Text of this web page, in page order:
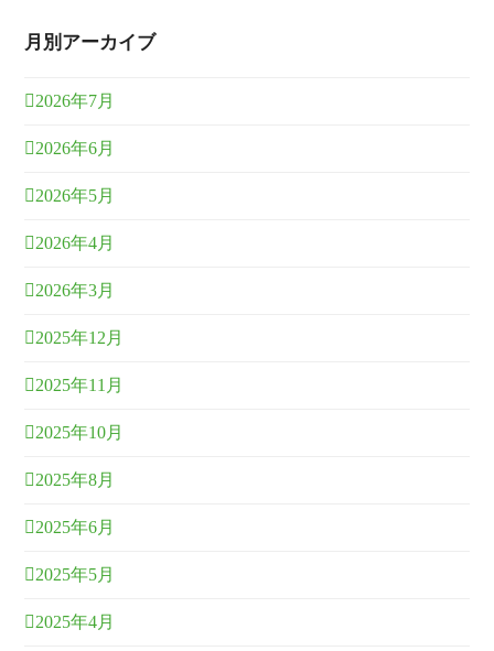
月別アーカイブ
2026年7月
2026年6月
2026年5月
2026年4月
2026年3月
2025年12月
2025年11月
2025年10月
2025年8月
2025年6月
2025年5月
2025年4月